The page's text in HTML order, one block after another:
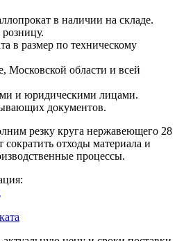
в наличии на складе.
в размер по техническому
Московской области и всей
и юридическими лицами.
документов.
резку круга нержавеющего 28
отходы материала и
процессы.